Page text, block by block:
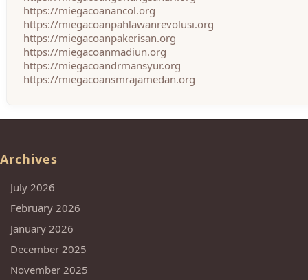
https://miegacoanancol.org
https://miegacoanpahlawanrevolusi.org
https://miegacoanpakerisan.org
https://miegacoanmadiun.org
https://miegacoandrmansyur.org
https://miegacoansmrajamedan.org
Archives
July 2026
February 2026
January 2026
December 2025
November 2025